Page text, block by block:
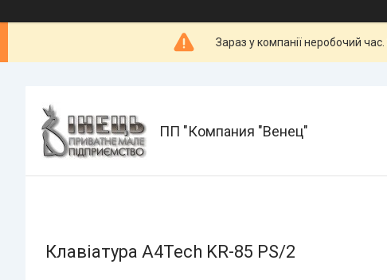
Зараз у компанії неробочий
ПП "Компания "Венец"
Клавіатура A4Tech KR-85 PS/2